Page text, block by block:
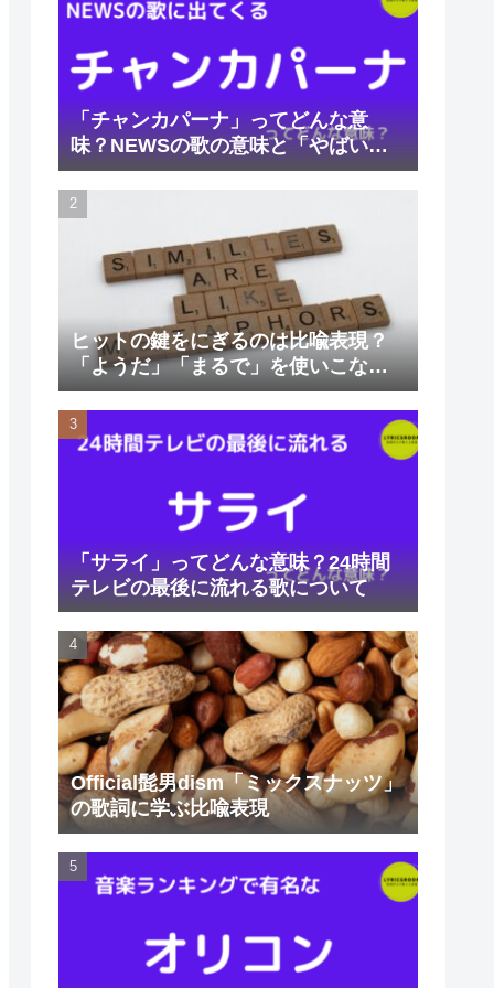
「チャンカパーナ」ってどんな意
味？NEWSの歌の意味と「やばい」
と言われる理由
ヒットの鍵をにぎるのは比喩表現？
「ようだ」「まるで」を使いこなそ
う。
「サライ」ってどんな意味？24時間
テレビの最後に流れる歌について
Official髭男dism「ミックスナッツ」
の歌詞に学ぶ比喩表現